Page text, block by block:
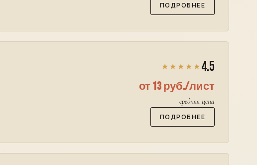
ПОДРОБНЕЕ
★★★★★ 4.5
от 13 руб./лист
средняя цена
ПОДРОБНЕЕ